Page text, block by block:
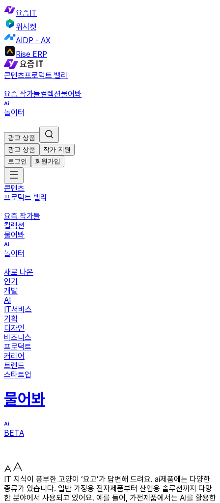
요즘IT
위시켓
AIDP - AX
Rise ERP
콘텐츠프로덕트 밸리
요즘 작가들컬렉션물어봐
놀이터
광고 상품
광고 상품
작가 지원
로그인
회원가입
콘텐츠
프로덕트 밸리
요즘 작가들
컬렉션
물어봐
놀이터
새로 나온
인기
개발
AI
IT서비스
기획
디자인
비즈니스
프로덕트
커리어
트렌드
스타트업
물어봐
BETA
IT 지식이 풍부한 고양이 ‘요고’가 답변해 드려요. ai제품에는 다양한
종류가 있습니다. 일반 가정용 전자제품부터 산업용 솔루션까지 다양
한 분야에서 사용되고 있어요. 예를 들어, 가전제품에서는 AI를 활용한